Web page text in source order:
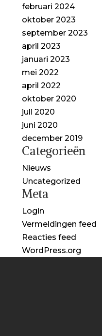
februari 2024
oktober 2023
september 2023
april 2023
januari 2023
mei 2022
april 2022
oktober 2020
juli 2020
juni 2020
december 2019
Categorieën
Nieuws
Uncategorized
Meta
Login
Vermeldingen feed
Reacties feed
WordPress.org